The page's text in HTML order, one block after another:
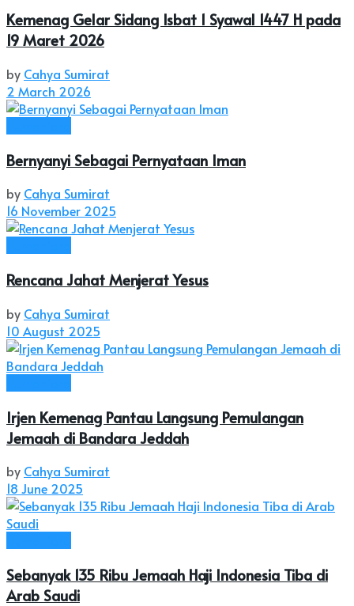
Kemenag Gelar Sidang Isbat 1 Syawal 1447 H pada
19 Maret 2026
by Cahya Sumirat
2 March 2026
Bernyanyi Sebagai Pernyataan Iman
by Cahya Sumirat
16 November 2025
Rencana Jahat Menjerat Yesus
by Cahya Sumirat
10 August 2025
Irjen Kemenag Pantau Langsung Pemulangan
Jemaah di Bandara Jeddah
by Cahya Sumirat
18 June 2025
Sebanyak 135 Ribu Jemaah Haji Indonesia Tiba di
Arab Saudi